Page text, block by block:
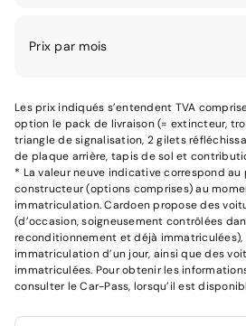
Prix par mois
Les prix indiqués s’entendent TVA
option le pack de livraison (= extincteur,
triangle de signalisation, 2 gilets
de plaque arrière, tapis de sol et
* La valeur neuve indicative correspond
constructeur (options comprises) au
immatriculation. Cardoen propose des
(d’occasion, soigneusement contrôlées
reconditionnement et déjà immatriculées),
immatriculation d’un jour, ainsi que des
immatriculées. Pour obtenir les
consulter le Car-Pass, lorsqu’il est